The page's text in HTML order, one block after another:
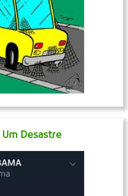
Um Desastre